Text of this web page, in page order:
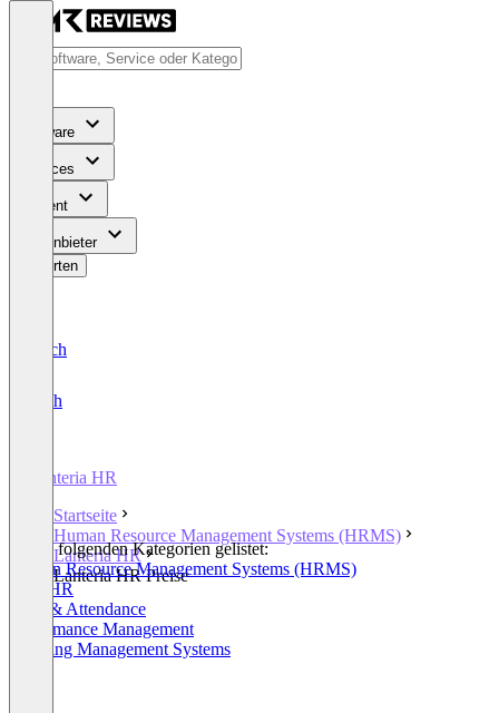
Software
Services
Content
Für Anbieter
Bewerten
Deutsch
English
Lanteria HR
Startseite
Human Resource Management Systems (HRMS)
Lanteria HR
Lanteria HR Preise
In den folgenden Kategorien gelistet:
Human Resource Management Systems (HRMS)
Core HR
Time & Attendance
Performance Management
Learning Management Systems